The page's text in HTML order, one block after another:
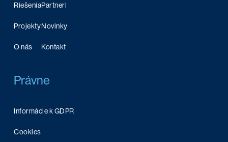
Riešenia
Projekty
O nás
Partneri
Novinky
Kontakt
Právne
Informácie k GDPR
Cookies